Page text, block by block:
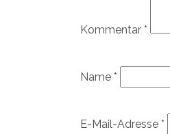
Kommentar *
Name *
E-Mail-Adresse *